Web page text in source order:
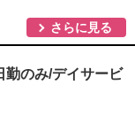
さらに見る
勤のみ/デイサービ